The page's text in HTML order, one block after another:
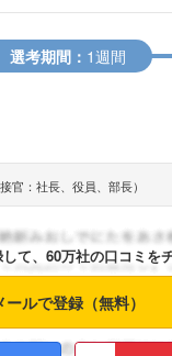
こちら
選考期間： 1週間
接官：社長、役員、部長）
て、60万社の口コミを
ールで登録（無料）